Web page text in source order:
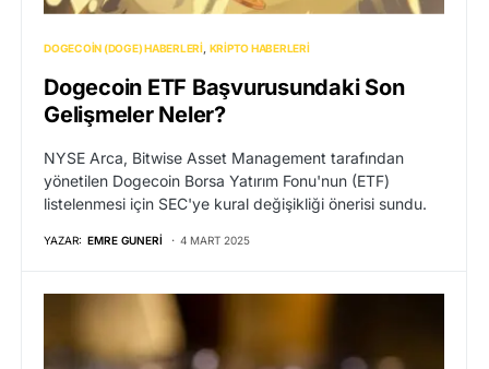
DOGECOIN (DOGE) HABERLERI KRIPTO HABERLERI
Dogecoin ETF Başvurusundaki Son
Gelişmeler Neler?
NYSE Arca, Bitwise Asset Management tarafından
yönetilen Dogecoin Borsa Yatırım Fonu'nun (ETF)
listelenmesi için SEC'ye kural değişikliği önerisi sundu.
YAZAR: EMRE GUNERI 4 MART 2025